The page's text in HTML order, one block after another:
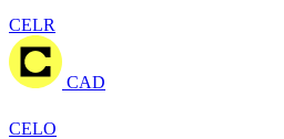
CELR
CAD
CELO